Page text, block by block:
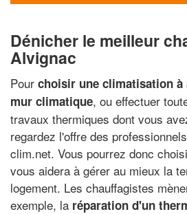
Dénicher le meilleur
Alvignac
Pour choisir une climatisation
mur climatique, ou effectuer
travaux thermiques dont vous
regardez l'offre des
clim.net. Vous pourrez donc
vous aidera à gérer au mieux la
logement. Les chauffagistes
exemple, la réparation d'un